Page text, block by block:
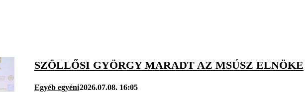
SZÖLLŐSI GYÖRGY MARADT AZ MSÚSZ ELNÖKE
Egyéb egyéni2026.07.08. 16:05